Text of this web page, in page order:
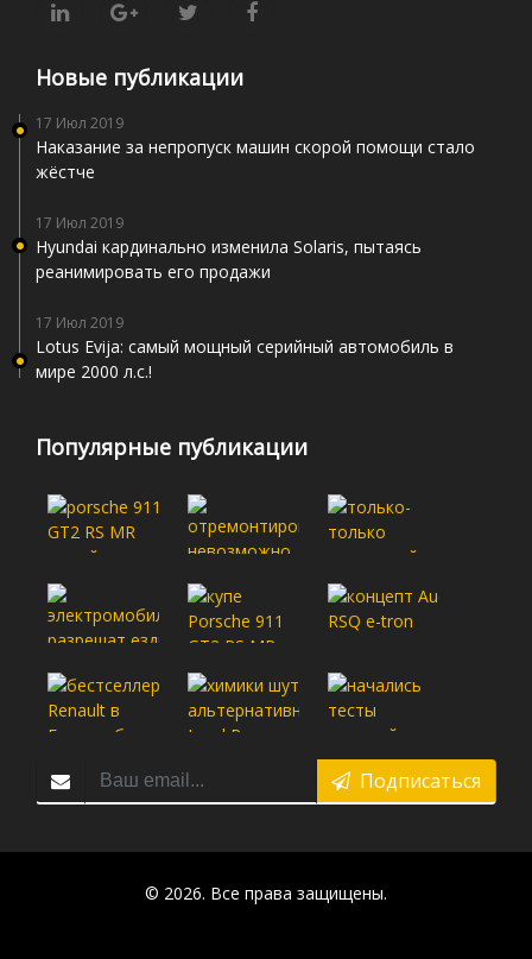
Новые публикации
17 Июл 2019
Наказание за непропуск машин скорой помощи стало
жёстче
17 Июл 2019
Hyundai кардинально изменила Solaris, пытаясь
реанимировать его продажи
17 Июл 2019
Lotus Evija: самый мощный серийный автомобиль в
мире 2000 л.с.!
Популярные публикации
Подписаться
© 2026. Все права защищены.